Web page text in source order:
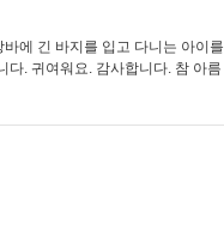
에 긴 바지를 입고 다니는 아이를
다. 귀여워요. 감사합니다. 참 아름